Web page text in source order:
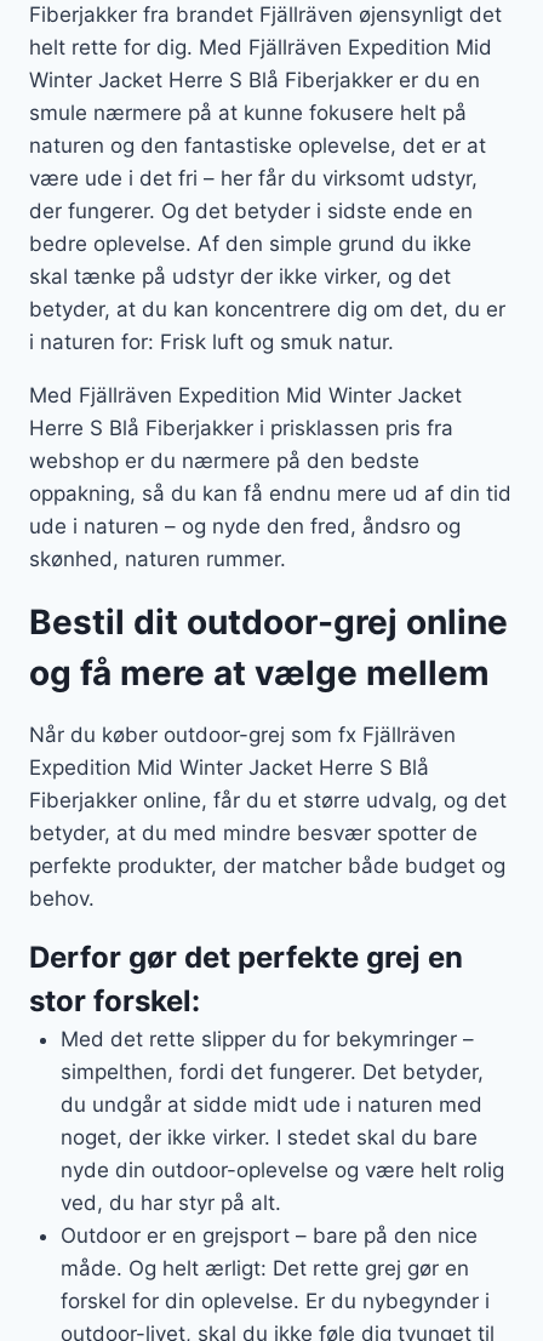
Fiberjakker fra brandet Fjällräven øjensynligt det
helt rette for dig. Med Fjällräven Expedition Mid
Winter Jacket Herre S Blå Fiberjakker er du en
smule nærmere på at kunne fokusere helt på
naturen og den fantastiske oplevelse, det er at
være ude i det fri – her får du virksomt udstyr,
der fungerer. Og det betyder i sidste ende en
bedre oplevelse. Af den simple grund du ikke
skal tænke på udstyr der ikke virker, og det
betyder, at du kan koncentrere dig om det, du er
i naturen for: Frisk luft og smuk natur.
Med Fjällräven Expedition Mid Winter Jacket
Herre S Blå Fiberjakker i prisklassen pris fra
webshop er du nærmere på den bedste
oppakning, så du kan få endnu mere ud af din tid
ude i naturen – og nyde den fred, åndsro og
skønhed, naturen rummer.
Bestil dit outdoor-grej online
og få mere at vælge mellem
Når du køber outdoor-grej som fx Fjällräven
Expedition Mid Winter Jacket Herre S Blå
Fiberjakker online, får du et større udvalg, og det
betyder, at du med mindre besvær spotter de
perfekte produkter, der matcher både budget og
behov.
Derfor gør det perfekte grej en
stor forskel:
Med det rette slipper du for bekymringer –
simpelthen, fordi det fungerer. Det betyder,
du undgår at sidde midt ude i naturen med
noget, der ikke virker. I stedet skal du bare
nyde din outdoor-oplevelse og være helt rolig
ved, du har styr på alt.
Outdoor er en grejsport – bare på den nice
måde. Og helt ærligt: Det rette grej gør en
forskel for din oplevelse. Er du nybegynder i
outdoor-livet, skal du ikke føle dig tvunget til